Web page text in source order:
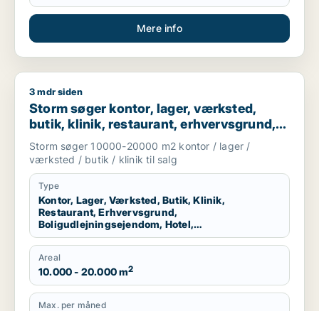
Mere info
Storm søger kontor, lager, værksted, butik, klinik,
3 mdr siden
Storm søger kontor, lager, værksted,
butik, klinik, restaurant, erhvervsgrund,
boligudlejningsejendom, hotel,
produktionslokaler eller garage til salg i
Vallensbæk, Ballerup eller Allerød m.fl.
Storm søger 10000-20000 m2 kontor / lager /
værksted / butik / klinik til salg
Type
Kontor, Lager, Værksted, Butik, Klinik,
Restaurant, Erhvervsgrund,
Boligudlejningsejendom, Hotel,
Produktionslokaler, Garage
Areal
10.000 - 20.000 m2
Max. per måned